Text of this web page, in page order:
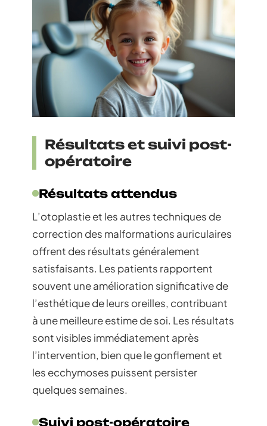
Résultats et suivi post-
opératoire
Résultats attendus
L’otoplastie et les autres techniques de
correction des malformations auriculaires
offrent des résultats généralement
satisfaisants. Les patients rapportent
souvent une amélioration significative de
l’esthétique de leurs oreilles, contribuant
à une meilleure estime de soi. Les résultats
sont visibles immédiatement après
l’intervention, bien que le gonflement et
les ecchymoses puissent persister
quelques semaines.
Suivi post-opératoire